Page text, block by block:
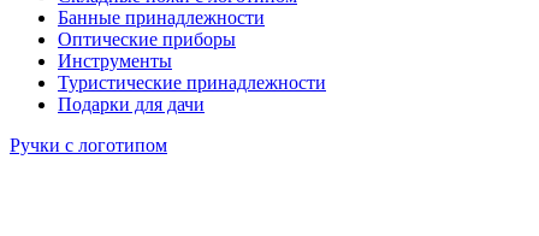
Банные принадлежности
Оптические приборы
Инструменты
Туристические принадлежности
Подарки для дачи
Ручки с логотипом